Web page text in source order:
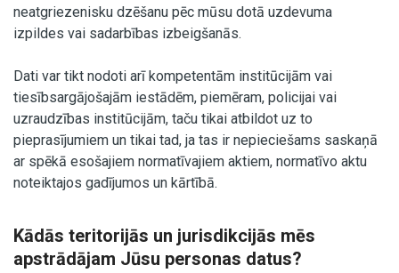
neatgriezenisku dzēšanu pēc mūsu dotā uzdevuma
izpildes vai sadarbības izbeigšanās.
Dati var tikt nodoti arī kompetentām institūcijām vai
tiesībsargājošajām iestādēm, piemēram, policijai vai
uzraudzības institūcijām, taču tikai atbildot uz to
pieprasījumiem un tikai tad, ja tas ir nepieciešams saskaņā
ar spēkā esošajiem normatīvajiem aktiem, normatīvo aktu
noteiktajos gadījumos un kārtībā.
Kādās teritorijās un jurisdikcijās mēs
apstrādājam Jūsu personas datus?